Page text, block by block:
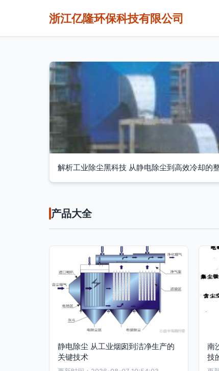
浙江亿隆环保科技有限公司
解析工业除尘黑科技 从静电除尘到高效冷却的
产品大全
静电除尘 从工业烟囱到洁净生产的
关键技术
南
技